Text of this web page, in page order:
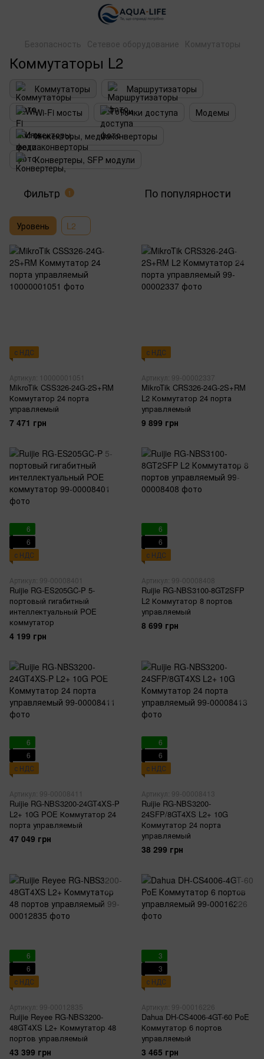
Безопасность Сетевое оборудование Коммутаторы
Коммутаторы L2
Коммутаторы
Маршрутизаторы
Wi-Fi мосты
Точки доступа
Модемы
Инжекторы, медиаконверторы
Конвертеры, SFP модули
Фильтр 1 По популярности
Уровень L2
с НДС
Артикул: 10000001051
MikroTik CSS326-24G-2S+RM
Коммутатор 24 порта
управляемый
7 471 грн
с НДС
Артикул: 99-00002337
MikroTik CRS326-24G-2S+RM
L2 Коммутатор 24 порта
управляемый
9 899 грн
6
6
с НДС
Артикул: 99-00008401
Ruijie RG-ES205GC-P 5-
портовый гигабитный
интеллектуальный POE
коммутатор
4 199 грн
6
6
с НДС
Артикул: 99-00008408
Ruijie RG-NBS3100-8GT2SFP
L2 Коммутатор 8 портов
управляемый
8 699 грн
6
6
с НДС
Артикул: 99-00008411
Ruijie RG-NBS3200-24GT4XS-P
L2+ 10G POE Коммутатор 24
порта управляемый
47 049 грн
6
6
с НДС
Артикул: 99-00008413
Ruijie RG-NBS3200-
24SFP/8GT4XS L2+ 10G
Коммутатор 24 порта
управляемый
38 299 грн
6
6
с НДС
Артикул: 99-00012835
Ruijie Reyee RG-NBS3200-
48GT4XS L2+ Коммутатор 48
портов управляемый
43 399 грн
3
3
с НДС
Артикул: 99-00016226
Dahua DH-CS4006-4GT-60 PoE
Коммутатор 6 портов
управляемый
3 465 грн